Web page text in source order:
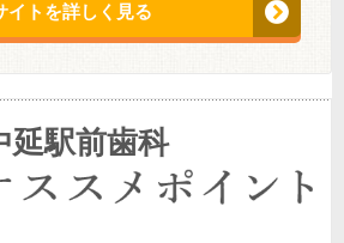
イトを詳しく見る
延駅前歯科